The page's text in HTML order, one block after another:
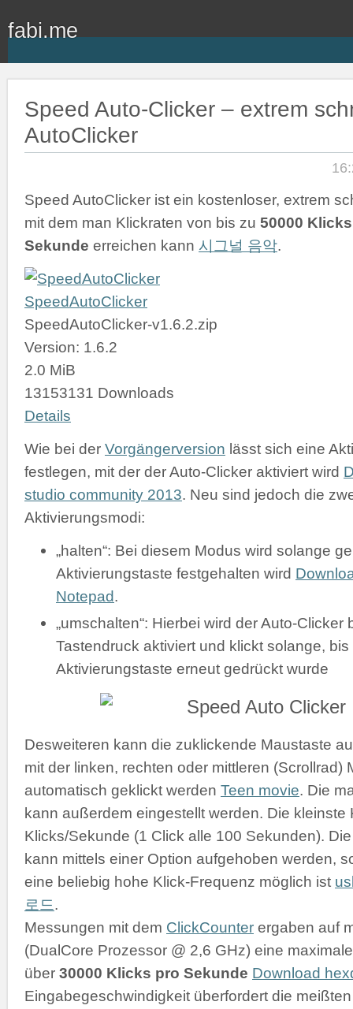
fabi.me
Speed Auto-Clicker – extrem
AutoClicker
Speed AutoClicker ist ein kostenloser, extrem
mit dem man Klickraten von bis zu 50000
Sekunde erreichen kann 시그널 음악.
SpeedAutoClicker
SpeedAutoClicker-v1.6.2.zip
Version: 1.6.2
2.0 MiB
13153131 Downloads
Details
Wie bei der Vorgängerversion lässt sich eine
festlegen, mit der der Auto-Clicker aktiviert wird
studio community 2013. Neu sind jedoch die
Aktivierungsmodi:
„halten“: Bei diesem Modus wird solange
Aktivierungstaste festgehalten wird
Notepad.
„umschalten“: Hierbei wird der Auto-Clicker
Tastendruck aktiviert und klickt solange, bis
Aktivierungstaste erneut gedrückt wurde
Desweiteren kann die zuklickende Maustaste
mit der linken, rechten oder mittleren (Scrollrad)
automatisch geklickt werden Teen movie. Die
kann außerdem eingestellt werden. Die kleinste
Klicks/Sekunde (1 Click alle 100 Sekunden).
kann mittels einer Option aufgehoben werden,
eine beliebig hohe Klick-Frequenz möglich ist
로드.
Messungen mit dem ClickCounter ergaben auf
(DualCore Prozessor @ 2,6 GHz) eine
über 30000 Klicks pro Sekunde Download
Eingabegeschwindigkeit überfordert die